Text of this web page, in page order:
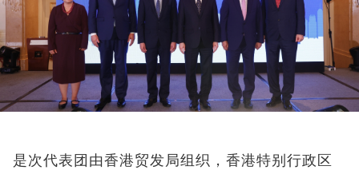
是次代表团由香港贸发局组织，香港特别行政区